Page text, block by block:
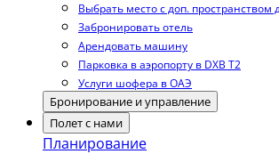
Выбрать место с доп. пространством
Забронировать отель
Арендовать машину
Парковка в аэропорту в DXB T2
Услуги шофера в ОАЭ
Бронирование и управление
Полет с нами
Планирование